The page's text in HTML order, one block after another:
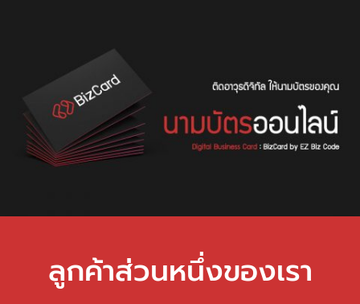
ลูกค้าส่วนหนึ่งของเรา